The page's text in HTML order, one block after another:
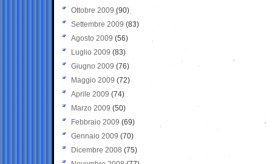
Ottobre 2009 (90)
Settembre 2009 (83)
Agosto 2009 (56)
Luglio 2009 (83)
Giugno 2009 (76)
Maggio 2009 (72)
Aprile 2009 (74)
Marzo 2009 (50)
Febbraio 2009 (69)
Gennaio 2009 (70)
Dicembre 2008 (75)